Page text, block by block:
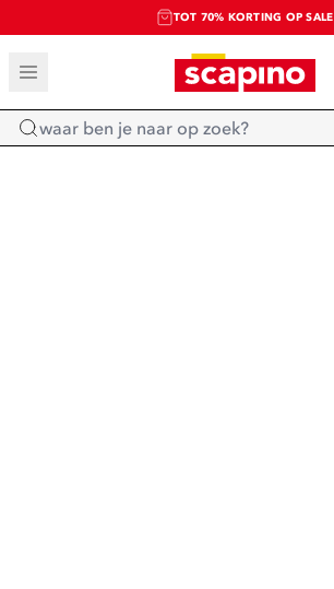
TOT 70% KORTING OP SALE
SALE: LAATSTE KANS!
SHOP NIEUW
Home